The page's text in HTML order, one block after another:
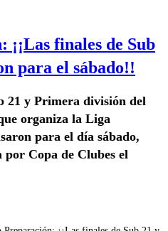
finales de Sub
para el sábado!!
21 y Primera división del
organiza la Liga
para el día sábado,
por Copa de Clubes el